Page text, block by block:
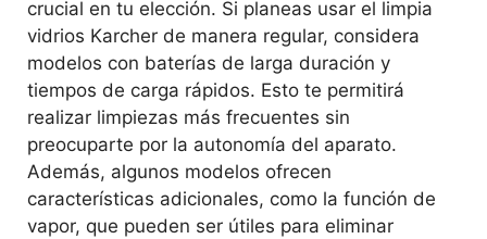
crucial en tu elección. Si planeas usar el limpia
vidrios Karcher de manera regular, considera
modelos con baterías de larga duración y
tiempos de carga rápidos. Esto te permitirá
realizar limpiezas más frecuentes sin
preocuparte por la autonomía del aparato.
Además, algunos modelos ofrecen
características adicionales, como la función de
vapor, que pueden ser útiles para eliminar